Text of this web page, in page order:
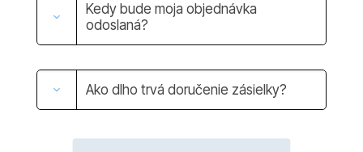
Kedy bude moja objednávka
odoslaná?
Ako dlho trvá doručenie zásielky?